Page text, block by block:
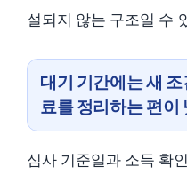
설되지 않는 구조일 수
대기 기간에는 새
료를 정리하는 편이
심사 기준일과 소득 확